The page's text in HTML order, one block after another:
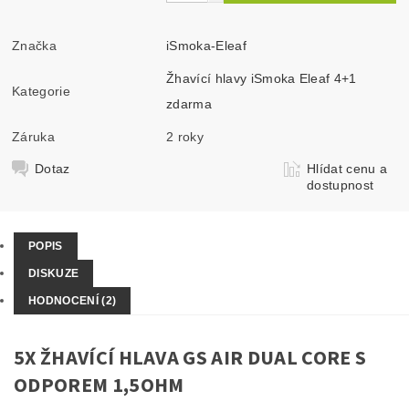
Značka iSmoka-Eleaf
Kategorie
Žhavící hlavy iSmoka Eleaf 4+1
zdarma
Záruka 2 roky
Dotaz
Hlídat cenu a
dostupnost
POPIS
DISKUZE
HODNOCENÍ (2)
5X ŽHAVÍCÍ HLAVA GS AIR DUAL CORE S
ODPOREM 1,5OHM